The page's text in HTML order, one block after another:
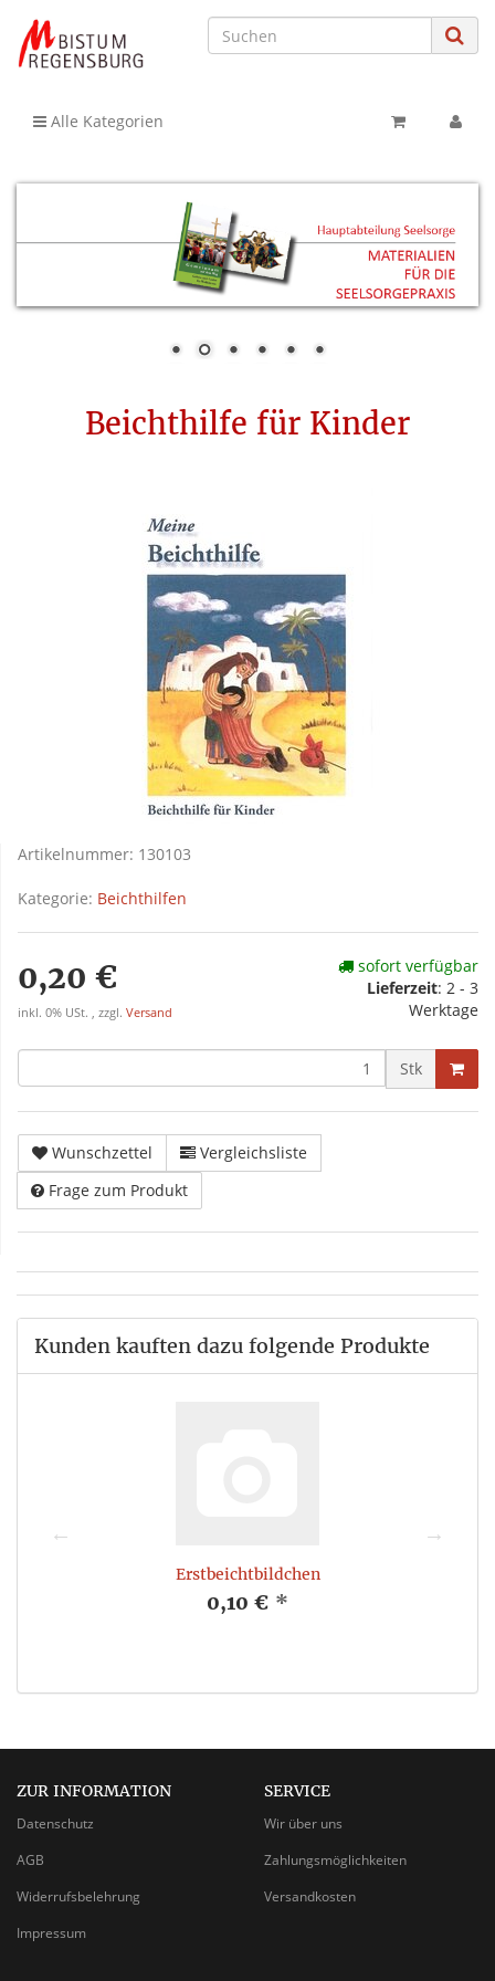
Alle Kategorien
Beichthilfe für Kinder
Artikelnummer: 130103
Kategorie: Beichthilfen
0,20 €
inkl. 0% USt. , zzgl. Versand
sofort verfügbar
Lieferzeit: 2 - 3
Werktage
Stk
Wunschzettel
Vergleichsliste
Frage zum Produkt
Kunden kauften dazu folgende Produkte
Erstbeichtbildchen
0,10 € *
ZUR INFORMATION
Datenschutz
AGB
Widerrufsbelehrung
Impressum
SERVICE
Wir über uns
Zahlungsmöglichkeiten
Versandkosten